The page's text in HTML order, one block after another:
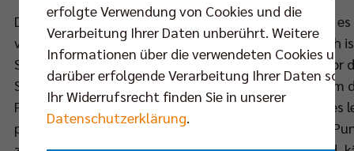
Die regelmäßigen Besucher im Volleyballtempel wird
verwundern: Eine halbe Stunde später als gewöhnlich
Samstagabend der Anpfiff zum letzten Heimspiel vor
Start 17/18. Der Grund dafür ist simpel. Im Kampf um
Playoff-Plätze werden alle Hauptrundenmatches des
parallel angepfiffen. Während die BR Volleys mit 43
erfolgte Verwendung von Cookies und die
Verarbeitung Ihrer Daten unberührt. Weitere
Informationen über die verwendeten Cookies und
darüber erfolgende Verarbeitung Ihrer Daten
Ihr Widerrufsrecht finden Sie in unserer
Datenschutzerklärung.